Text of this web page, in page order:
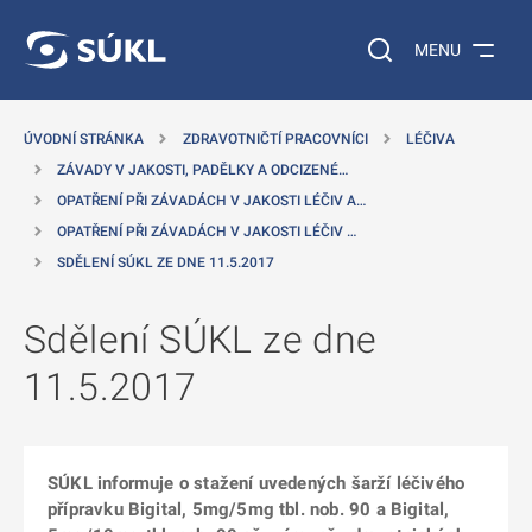
Vyhledávání na
MENU
ÚVODNÍ STRÁNKA ZDRAVOTNIČTÍ PRACOVNÍCI
LÉČIVA
ZÁVADY V JAKOSTI, PADĚLKY A ODCIZENÉ…
OPATŘENÍ PŘI ZÁVADÁCH V JAKOSTI LÉČIV A…
OPATŘENÍ PŘI ZÁVADÁCH V JAKOSTI LÉČIV …
SDĚLENÍ SÚKL ZE DNE 11.5.2017
Sdělení SÚKL ze dne
11.5.2017
SÚKL informuje o stažení uvedených šarží léčivého
přípravku Bigital, 5mg/5mg tbl. nob. 90 a Bigital,